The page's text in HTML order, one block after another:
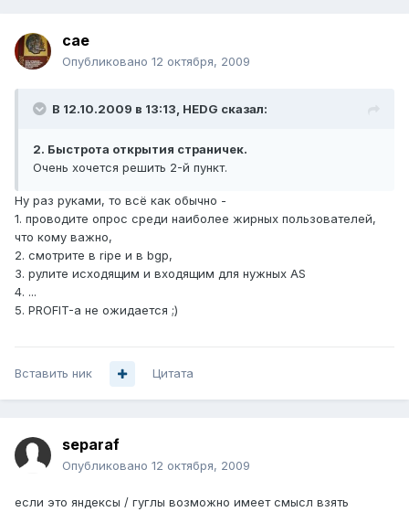
cae
Опубликовано 12 октября, 2009
В 12.10.2009 в 13:13, HEDG сказал:
2. Быстрота открытия страничек.
Очень хочется решить 2-й пункт.
Ну раз руками, то всё как обычно -
1. проводите опрос среди наиболее жирных пользователей,
что кому важно,
2. смотрите в ripe и в bgp,
3. рулите исходящим и входящим для нужных AS
4. ...
5. PROFIT-а не ожидается ;)
Вставить ник Цитата
separaf
Опубликовано 12 октября, 2009
если это яндексы / гуглы возможно имеет смысл взять